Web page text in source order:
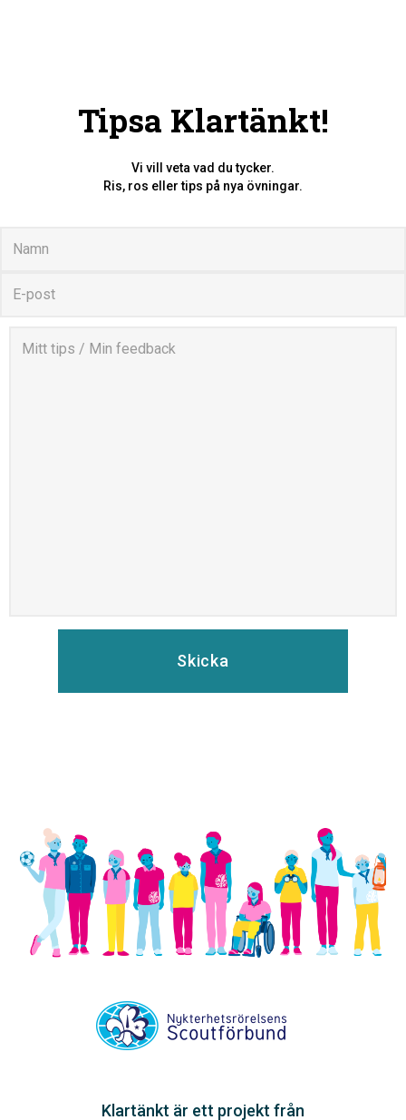
Tipsa Klartänkt!
Vi vill veta vad du tycker.
Ris, ros eller tips på nya övningar.
Klartänkt är ett projekt från